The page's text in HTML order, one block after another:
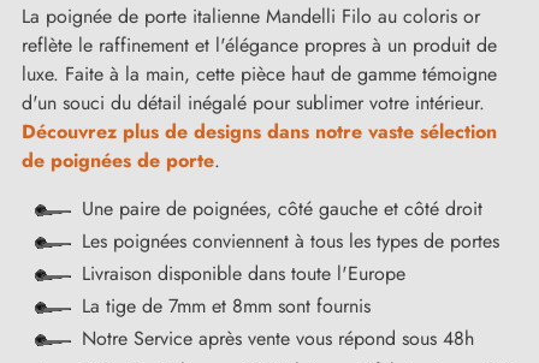
La poignée de porte italienne Mandelli Filo au coloris or
reflète le raffinement et l'élégance propres à un produit de
luxe. Faite à la main, cette pièce haut de gamme témoigne
d'un souci du détail inégalé pour sublimer votre intérieur.
Découvrez plus de designs dans notre vaste sélection
de poignées de porte.
Une paire de poignées, côté gauche et côté droit
Les poignées conviennent à tous les types de portes
Livraison disponible dans toute l'Europe
La tige de 7mm et 8mm sont fournis
Notre Service après vente vous répond sous 48h